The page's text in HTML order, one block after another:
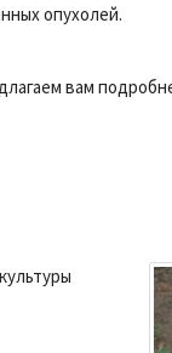
опухолей.
вам